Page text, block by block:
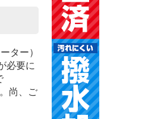
ター）
必要に
尚、ご